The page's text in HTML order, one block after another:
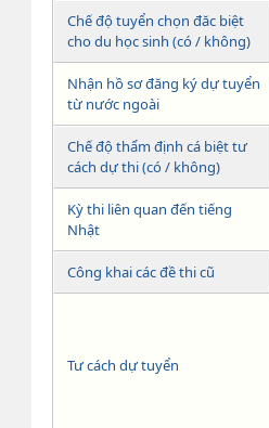
Chế độ tuyển chọn đăc biệt
cho du học sinh (có / không)
Nhận hồ sơ đăng ký dự tuyển
từ nước ngoài
Chế độ thẩm định cá biệt tư
cách dự thi (có / không)
Kỳ thi liên quan đến tiếng
Nhật
Công khai các đề thi cũ
Tư cách dự tuyển